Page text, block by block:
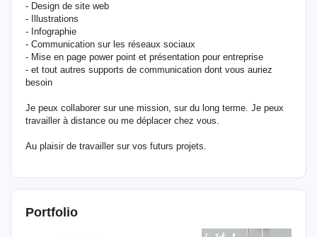
- Design de site web
- Illustrations
- Infographie
- Communication sur les réseaux sociaux
- Mise en page power point et présentation pour entreprise
- et tout autres supports de communication dont vous auriez
besoin
Je peux collaborer sur une mission, sur du long terme. Je peux
travailler à distance ou me déplacer chez vous.
Au plaisir de travailler sur vos futurs projets.
Portfolio